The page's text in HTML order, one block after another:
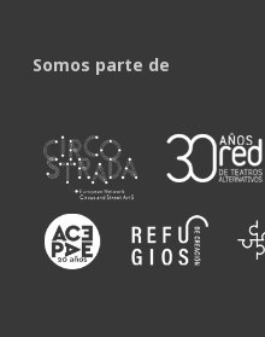
Somos parte de